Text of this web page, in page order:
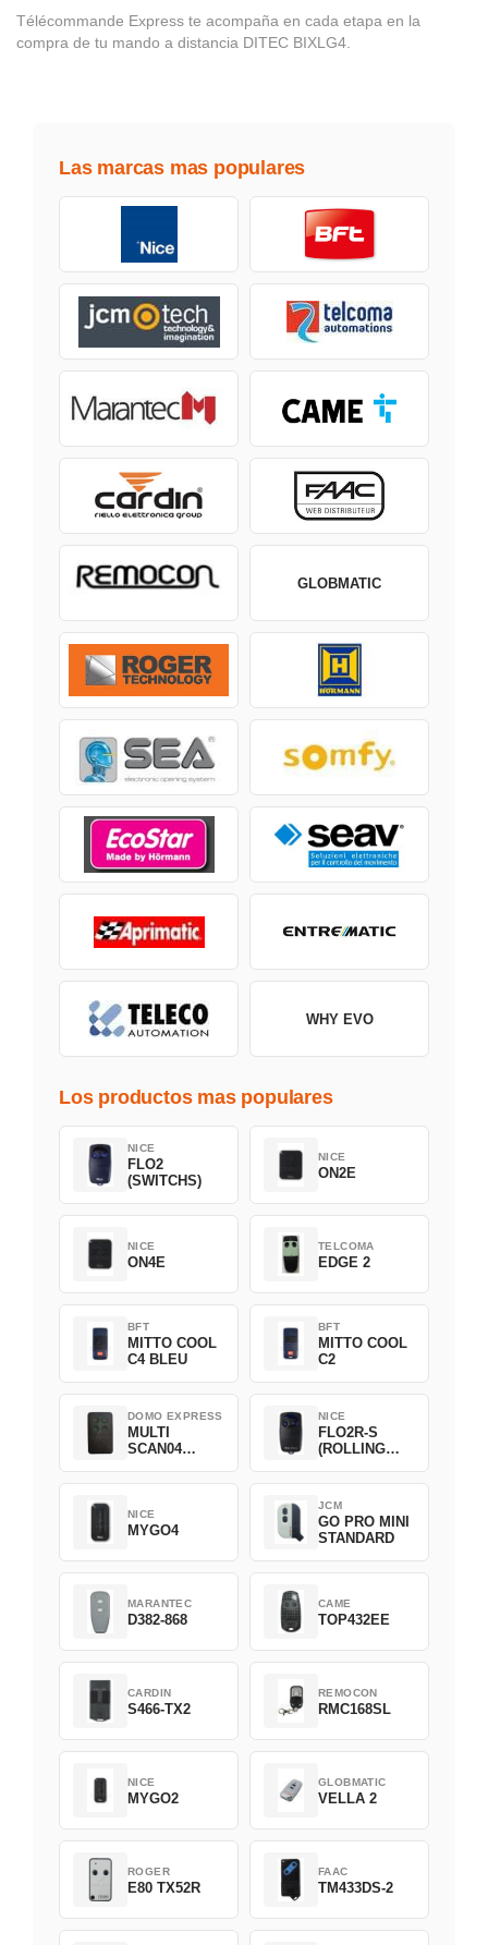
Télécommande Express te acompaña en cada etapa en la
compra de tu mando a distancia DITEC BIXLG4.
Las marcas mas populares
GLOBMATIC
WHY EVO
Los productos mas populares
NICE
FLO2
(SWITCHS)
NICE
ON2E
NICE
ON4E
TELCOMA
EDGE 2
BFT
MITTO COOL
C4 BLEU
BFT
MITTO COOL
C2
DOMO EXPRESS
MULTI
SCAN04
NICE
FLO2R-S
(ROLLING
NICE
MYGO4
JCM
GO PRO MINI
STANDARD
MARANTEC
D382-868
CAME
TOP432EE
CARDIN
S466-TX2
REMOCON
RMC168SL
NICE
MYGO2
GLOBMATIC
VELLA 2
ROGER
E80 TX52R
FAAC
TM433DS-2